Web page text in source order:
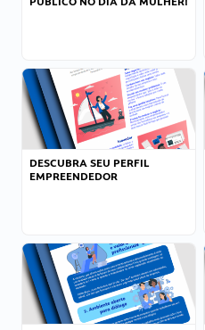
DESCUBRA SEU PERFIL
EMPREENDEDOR